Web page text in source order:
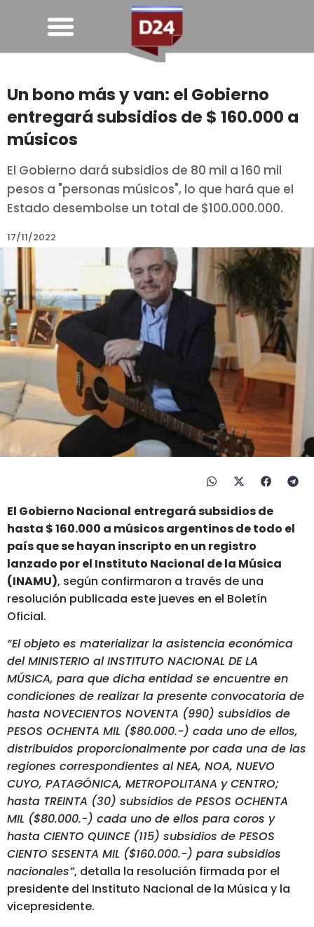
Un bono más y van: el Gobierno
entregará subsidios de $ 160.000 a
músicos
El Gobierno dará subsidios de 80 mil a 160 mil
pesos a "personas músicos", lo que hará que el
Estado desembolse un total de $100.000.000.
17/11/2022
El Gobierno Nacional entregará subsidios de
hasta $ 160.000 a músicos argentinos de todo el
país que se hayan inscripto en un registro
lanzado por el Instituto Nacional de la Música
(INAMU), según confirmaron a través de una
resolución publicada este jueves en el Boletín
Oficial.
“El objeto es materializar la asistencia económica
del MINISTERIO al INSTITUTO NACIONAL DE LA
MÚSICA, para que dicha entidad se encuentre en
condiciones de realizar la presente convocatoria de
hasta NOVECIENTOS NOVENTA (990) subsidios de
PESOS OCHENTA MIL ($80.000.-) cada uno de ellos,
distribuidos proporcionalmente por cada una de las
regiones correspondientes al NEA, NOA, NUEVO
CUYO, PATAGÓNICA, METROPOLITANA y CENTRO;
hasta TREINTA (30) subsidios de PESOS OCHENTA
MIL ($80.000.-) cada uno de ellos para coros y
hasta CIENTO QUINCE (115) subsidios de PESOS
CIENTO SESENTA MIL ($160.000.-) para subsidios
nacionales”, detalla la resolución firmada por el
presidente del Instituto Nacional de la Música y la
vicepresidente.